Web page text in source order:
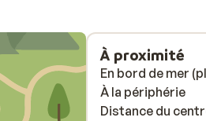
À proximité
En bord de mer
À la périphérie
Distance du